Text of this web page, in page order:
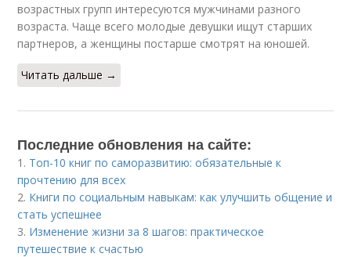
возрастных групп интересуются мужчинами разного
возраста. Чаще всего молодые девушки ищут старших
партнеров, а женщины постарше смотрят на юношей.
Читать дальше →
Последние обновления на сайте:
1. Топ-10 книг по саморазвитию: обязательные к
прочтению для всех
2. Книги по социальным навыкам: как улучшить общение и
стать успешнее
3. Изменение жизни за 8 шагов: практическое
путешествие к счастью